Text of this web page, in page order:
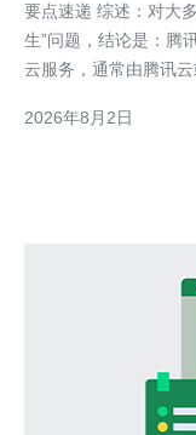
要点速递 综述：对大
生”问题，结论是：腾
云服务，通常由腾讯
与基础的DDoS防御能
2026年8月2日